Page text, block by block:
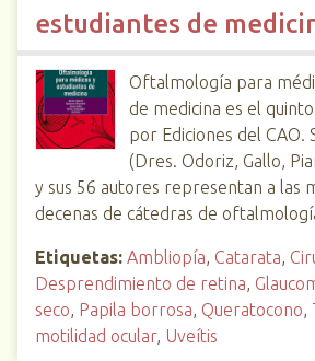
estudiantes de
Oftalmología para
de medicina es el
por Ediciones del CAO.
(Dres. Odoriz, Gallo,
y sus 56 autores representan a las
decenas de cátedras de
Etiquetas: Ambliopía, Catarata,
Desprendimiento de retina,
seco, Papila borrosa, Queratocono,
motilidad ocular, Uveítis